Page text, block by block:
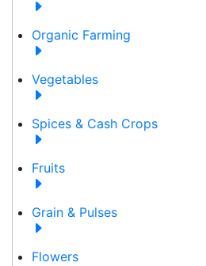
Organic Farming
Vegetables
Spices & Cash Crops
Fruits
Grain & Pulses
Flowers